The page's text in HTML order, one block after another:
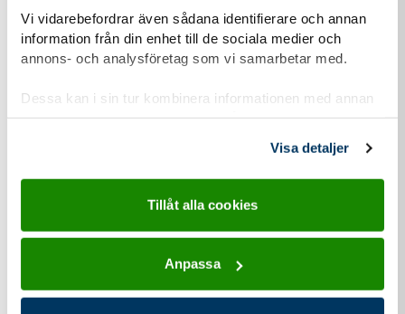
Vi vidarebefordrar även sådana identifierare och annan
information från din enhet till de sociala medier och
annons- och analysföretag som vi samarbetar med.
Dessa kan i sin tur kombinera informationen med annan
information som du har tillhandahållit eller som de har
Visa detaljer
Tillåt alla cookies
Anpassa
Adress adress för Alnö Scoutkår
Alnövägen 38
facebook.com/AlnoScoutkar